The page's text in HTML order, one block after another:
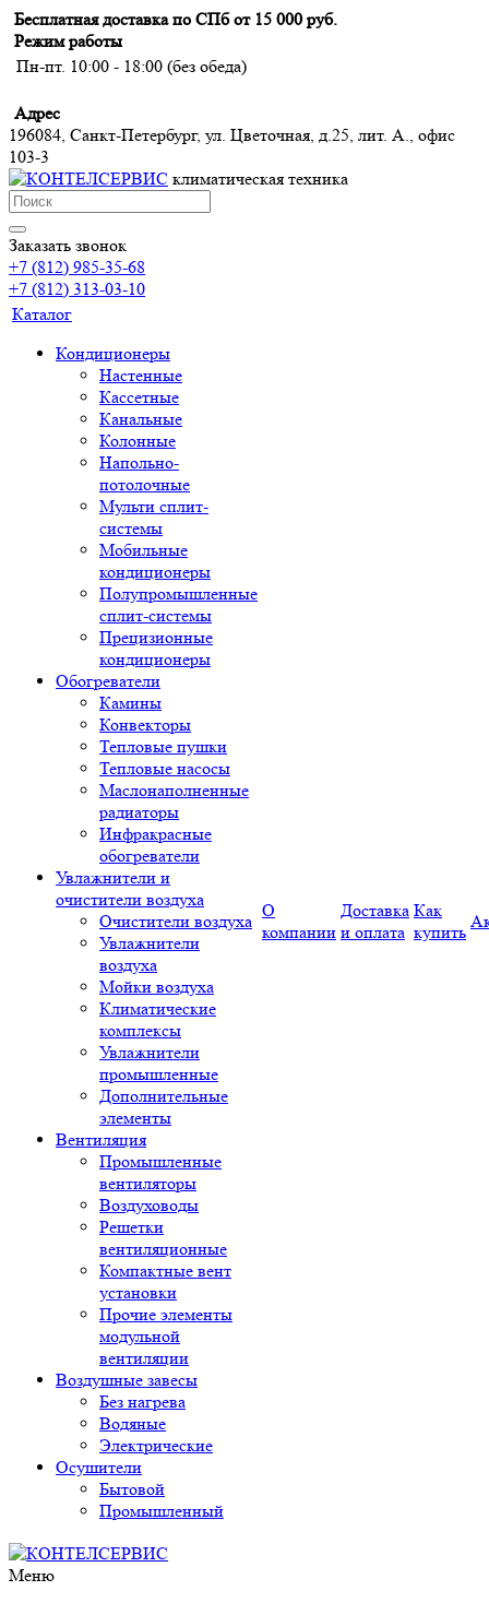
Бесплатная доставка по СПб от 15 000 руб.
Режим работы
Пн-пт. 10:00 - 18:00 (без обеда)
Адрес
196084, Санкт-Петербург, ул. Цветочная, д.25, лит. А., офис
103-3
климатическая техника
Заказать звонок
+7 (812) 985-35-68
+7 (812) 313-03-10
Каталог
Кондиционеры
Настенные
Кассетные
Канальные
Колонные
Напольно-
потолочные
Мульти сплит-
системы
Мобильные
кондиционеры
Полупромышленные
сплит-системы
Прецизионные
кондиционеры
Обогреватели
Камины
Конвекторы
Тепловые пушки
Тепловые насосы
Маслонаполненные
радиаторы
Инфракрасные
обогреватели
Увлажнители и
очистители воздуха
Очистители воздуха
Увлажнители
воздуха
Мойки воздуха
Климатические
комплексы
Увлажнители
промышленные
Дополнительные
элементы
Вентиляция
Промышленные
вентиляторы
Воздуховоды
Решетки
вентиляционные
Компактные вент
установки
Прочие элементы
модульной
вентиляции
Воздушные завесы
Без нагрева
Водяные
Электрические
Осушители
Бытовой
Промышленный
О
компании
Доставка
и оплата
Как
купить
Меню